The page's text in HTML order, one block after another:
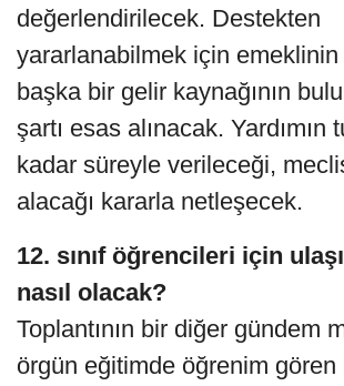
değerlendirilecek. Destekten
yararlanabilmek için
başka bir gelir kaynağının
şartı esas alınacak. Yardımın
kadar süreyle verileceği,
alacağı kararla netleşecek.
12. sınıf öğrencileri için
nasıl olacak?
Toplantının bir diğer gündem
örgün eğitimde öğrenim gören